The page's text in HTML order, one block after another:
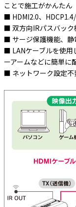
ことで施工がかんたん
■ HDMI2.0、
■ 双方向IRパスバッ
■ サージ保護機能、静
■ LANケーブルを使用
ーアームなどに簡単に
■ ネットワーク設定不